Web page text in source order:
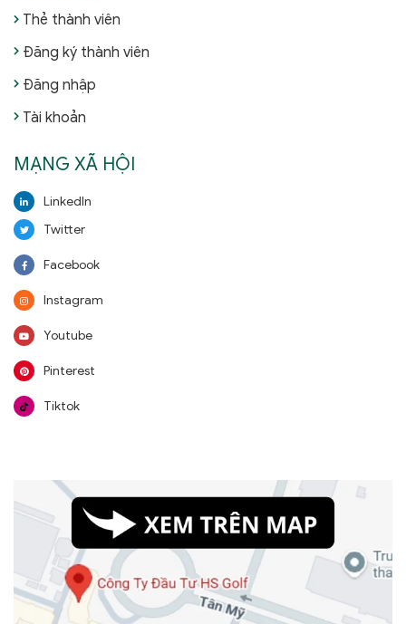
Thẻ thành viên
Đăng ký thành viên
Đăng nhập
Tài khoản
MẠNG XÃ HỘI
LinkedIn
Twitter
Facebook
Instagram
Youtube
Pinterest
Tiktok